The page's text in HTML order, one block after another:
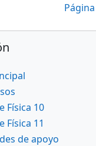
Física 10
Física 11
de apoyo